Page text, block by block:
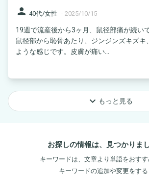
person 40代/女性 - 2025/10/15
19週で流産後から3ヶ月、鼠径部痛が続いていま
鼠径部から恥骨あたり、ジンジンズキズキ
ような感じです。皮膚が痛い...
keyboard_arrow_down もっと見る
お探しの情報は、見つかりま
キーワードは、文章より単語をおすす
キーワードの追加や変更をする